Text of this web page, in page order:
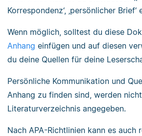
Korrespondenz‘, ‚persönlicher
Wenn möglich, solltest du diese
Anhang einfügen und auf diesen
du deine Quellen für deine
Persönliche Kommunikation und
Anhang zu finden sind, werden
Literaturverzeichnis angegeben.
Nach APA-Richtlinien kann es auch